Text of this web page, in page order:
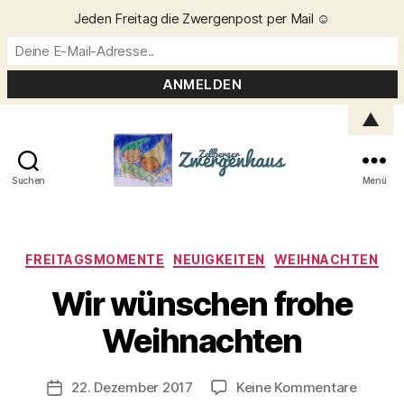
Suchen Menü
Kategorien
FREITAGSMOMENTE NEUIGKEITEN WEIHNACHTEN
Wir wünschen frohe
Weihnachten
Beitragsautor
V
o
n
C
h
ri
Veröffentlichungsdatum
22. Dezember 2017 Keine Kommentarezu
Jeden Freitag die Zwergenpost per Mail ☺️
▲